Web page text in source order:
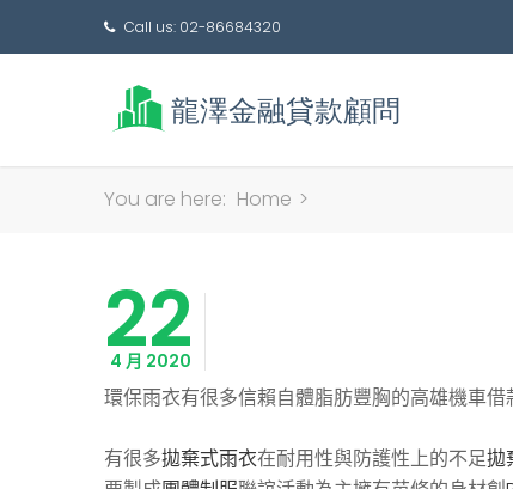
Call us: 02-86684320
You are here: Home >
22
4 月 2020
環保雨衣有很多信賴自體脂肪豐胸的高雄機車借
有很多拋棄式雨衣在耐用性與防護性上的不足拋